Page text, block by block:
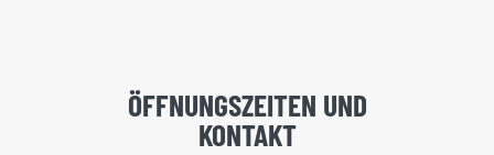
ÖFFNUNGSZEITEN UND
KONTAKT